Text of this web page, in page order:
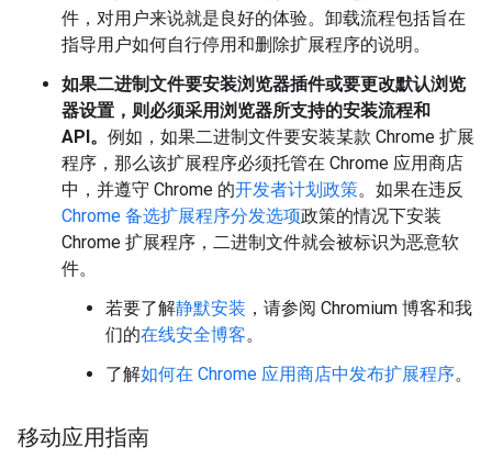
件，对用户来说就是良好的体验。卸载流程包括旨在
指导用户如何自行停用和删除扩展程序的说明。
如果二进制文件要安装浏览器插件或要更改默认浏览
器设置，则必须采用浏览器所支持的安装流程和
API。 例如，如果二进制文件要安装某款 Chrome 扩展
程序，那么该扩展程序必须托管在 Chrome 应用商店
中，并遵守 Chrome 的开发者计划政策。如果在违反
Chrome 备选扩展程序分发选项政策的情况下安装
Chrome 扩展程序，二进制文件就会被标识为恶意软
件。
若要了解静默安装 ，请参阅 Chromium 博客和我
们的在线安全博客。
了解如何在 Chrome 应用商店中发布扩展程序。
移动应用指南